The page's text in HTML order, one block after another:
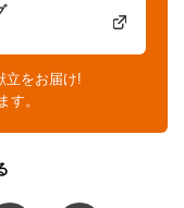
立をお届け!
す。